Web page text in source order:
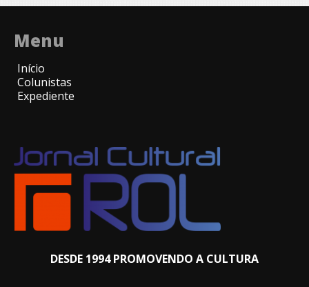
Menu
Início
Colunistas
Expediente
DESDE 1994 PROMOVENDO A CULTURA